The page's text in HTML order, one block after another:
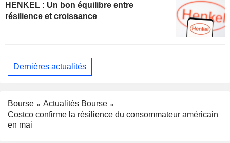
HENKEL : Un bon équilibre entre
résilience et croissance
Dernières actualités
Bourse
Actualités Bourse
Costco confirme la résilience du consommateur américain
en mai